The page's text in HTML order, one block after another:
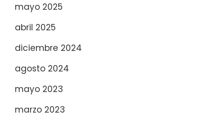
mayo 2025
abril 2025
diciembre 2024
agosto 2024
mayo 2023
marzo 2023